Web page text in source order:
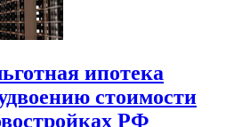
ипотека
стоимости
РФ